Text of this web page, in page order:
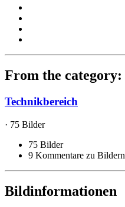
From the category:
Technikbereich
· 75 Bilder
75 Bilder
9 Kommentare zu Bildern
Bildinformationen